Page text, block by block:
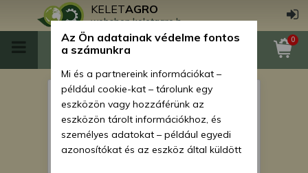
KELETAGRO
webshop.keletagro.hu
0
motorolajszűrő japán
kistraktorokhoz KA-O138 10
db-os csomag, SZUPER
ÁRON!
Az Ön adatainak védelme fontos
a számunkra
Mi és a partnereink információkat –
például cookie-kat – tárolunk egy
eszközön vagy hozzáférünk az
eszközön tárolt információkhoz, és
személyes adatokat – például egyedi
azonosítókat és az eszköz által küldött